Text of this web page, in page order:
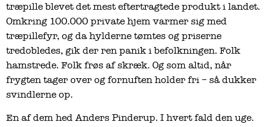
træpille blevet det mest eftertragtede produkt i landet.
Omkring 100.000 private hjem varmer sig med
træpillefyr, og da hylderne tømtes og priserne
tredobledes, gik der ren panik i befolkningen. Folk
hamstrede. Folk frøs af skræk. Og som altid, når
frygten tager over og fornuften holder fri – så dukker
svindlerne op.
En af dem hed Anders Pinderup. I hvert fald den uge.